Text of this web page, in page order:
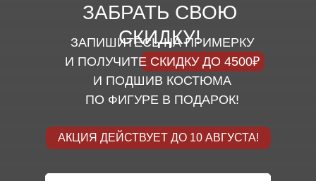
ЗАБРАТЬ СВОЮ
СКИДКУ!
ЗАПИШИТЕСЬ НА ПРИМЕРКУ
И ПОЛУЧИТЕ СКИДКУ ДО 4500₽
И ПОДШИВ КОСТЮМА
ПО ФИГУРЕ В ПОДАРОК!
АКЦИЯ ДЕЙСТВУЕТ ДО 10 АВГУСТА!